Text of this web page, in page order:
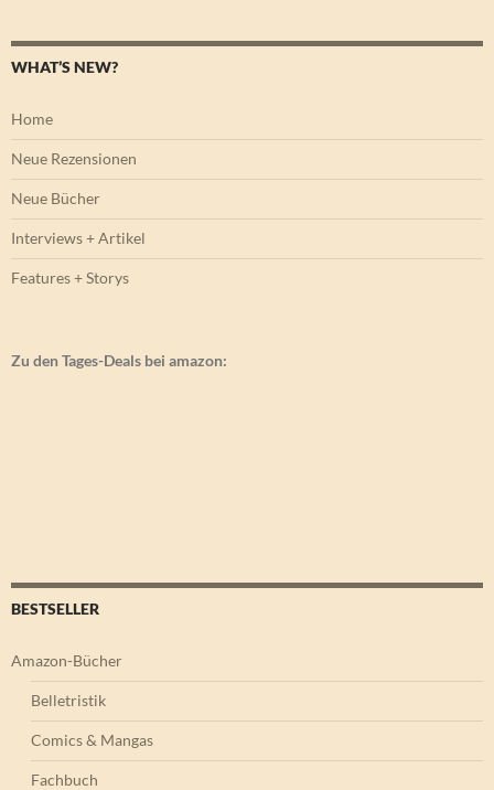
WHAT’S NEW?
Home
Neue Rezensionen
Neue Bücher
Interviews + Artikel
Features + Storys
Zu den Tages-Deals bei amazon:
BESTSELLER
Amazon-Bücher
Belletristik
Comics & Mangas
Fachbuch